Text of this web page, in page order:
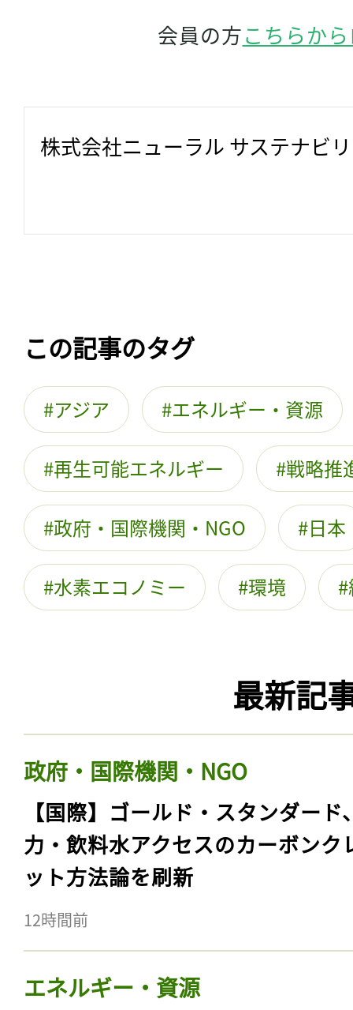
会員の方こちらか
株式会社ニューラル サステナビ
この記事のタグ
アジア エネルギー・資源
再生可能エネルギー 戦略推
政府・国際機関・NGO 日本
水素エコノミー 環境
最新記
政府・国際機関・NGO
【国際】ゴールド・スタンダード
力・飲料水アクセスのカーボンク
ット方法論を刷新
12時間前
エネルギー・資源